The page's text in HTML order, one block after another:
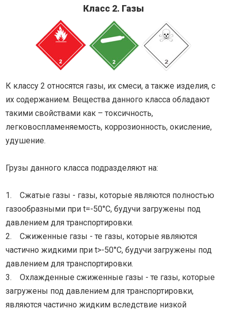
Класс 2. Газы
К классу 2 относятся газы, их смеси, а также изделия, с
их содержанием. Вещества данного класса обладают
такими свойствами как – токсичность,
легковоспламеняемость, коррозионность, окисление,
удушение.
Грузы данного класса подразделяют на:
1. Сжатые газы - газы, которые являются полностью
газообразными при t=-50°C, будучи загружены под
давлением для транспортировки.
2. Сжиженные газы - те газы, которые являются
частично жидкими при t>-50°C, будучи загружены под
давлением для транспортировки.
3. Охлажденные сжиженные газы - те газы, которые
загружены под давлением для транспортировки,
являются частично жидким вследствие низкой